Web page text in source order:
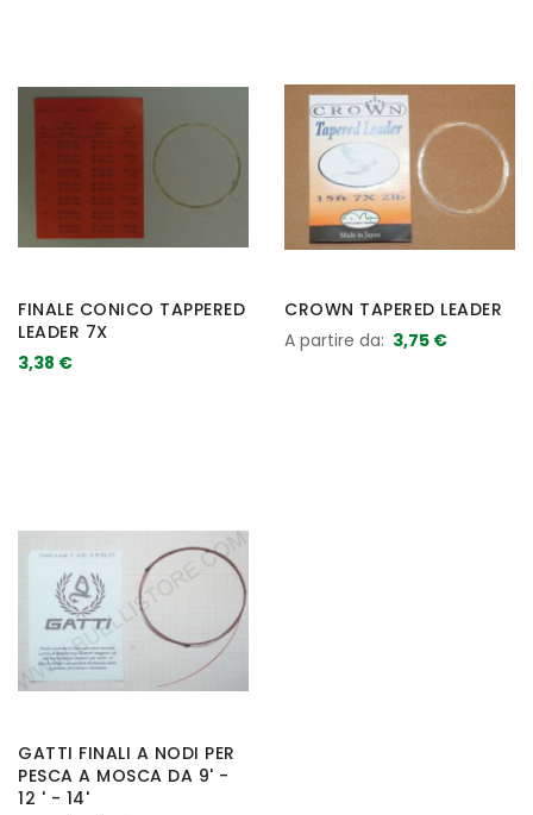
FINALE CONICO TAPPERED
LEADER 7X
3,38 €
CROWN TAPERED LEADER
A partire da 3,75 €
GATTI FINALI A NODI PER
PESCA A MOSCA DA 9' -
12 ' - 14'